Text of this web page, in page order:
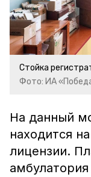
Стойка
Фото: ИА
На данный
находится
лицензии.